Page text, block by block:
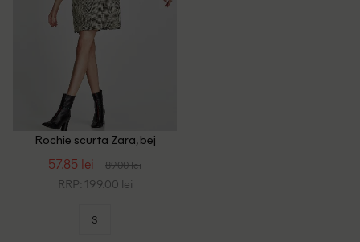
Rochie scurta Zara, bej
57.85 lei 89.00 lei
RRP: 199.00 lei
S